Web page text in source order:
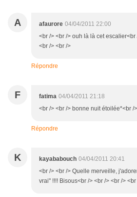
A afaurore 04/04/2011 22:00
<br /> <br /> ouh là là cet
<br /> <br />
Répondre
F fatima 04/04/2011 21:18
<br /> <br /> bonne nuit étoilée*<br /
Répondre
K kayababouch 04/04/2011 20:41
<br /> <br /> Quelle merveille,
vrai" !!!! Bisous<br /> <br /> <br /> <br